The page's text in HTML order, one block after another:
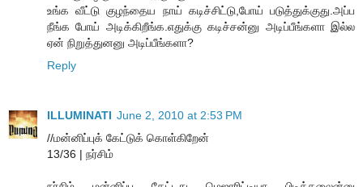
உங்க வீட்டு குழந்தைய நாய் கடிச்சிட்டு,போய் படுத்துக்குது.அப்ப
நீங்க போய் அடிக்கிறீங்க.எதுக்கு கடிச்சன்னு அடிப்பீங்களா இல்ல
ஏன் நிறுத்துனனு அடிப்பீங்களா?
Reply
ILLUMINATI June 2, 2010 at 2:53 PM
//மன்னிப்புக் கேட்டுக் கொள்கிறேன்
13/36 | நர்சிம்